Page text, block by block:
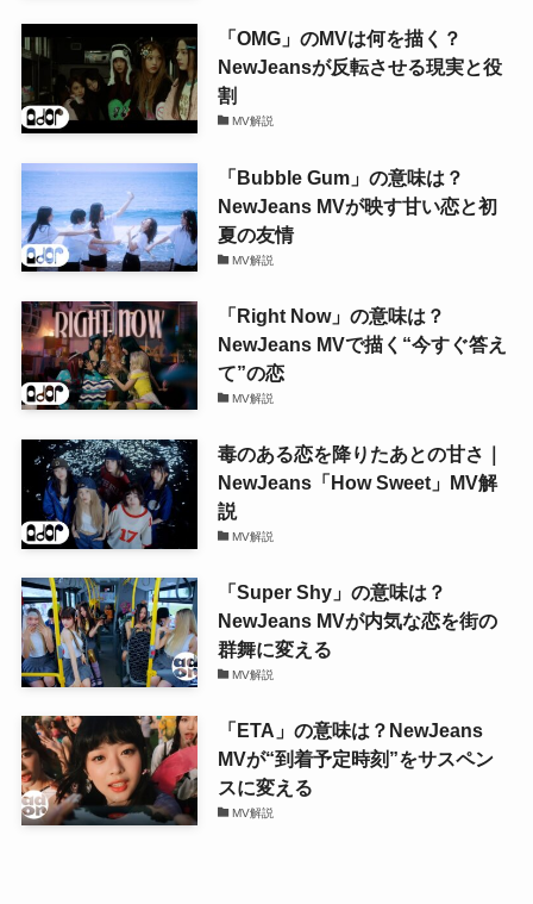
「OMG」のMVは何を描く？
NewJeansが反転させる現実と役
割
MV解説
「Bubble Gum」の意味は？
NewJeans MVが映す甘い恋と初
夏の友情
MV解説
「Right Now」の意味は？
NewJeans MVで描く“今すぐ答え
て”の恋
MV解説
毒のある恋を降りたあとの甘さ｜
NewJeans「How Sweet」MV解
説
MV解説
「Super Shy」の意味は？
NewJeans MVが内気な恋を街の
群舞に変える
MV解説
「ETA」の意味は？NewJeans
MVが“到着予定時刻”をサスペン
スに変える
MV解説